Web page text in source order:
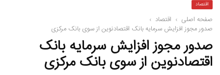
اقتصاد
صفحه اصلی › اقتصاد ›
صدور مجوز افزایش سرمایه بانک اقتصادنوین از سوی بانک مرکزی
صدور مجوز افزایش سرمایه بانک
اقتصادنوین از سوی بانک مرکزی